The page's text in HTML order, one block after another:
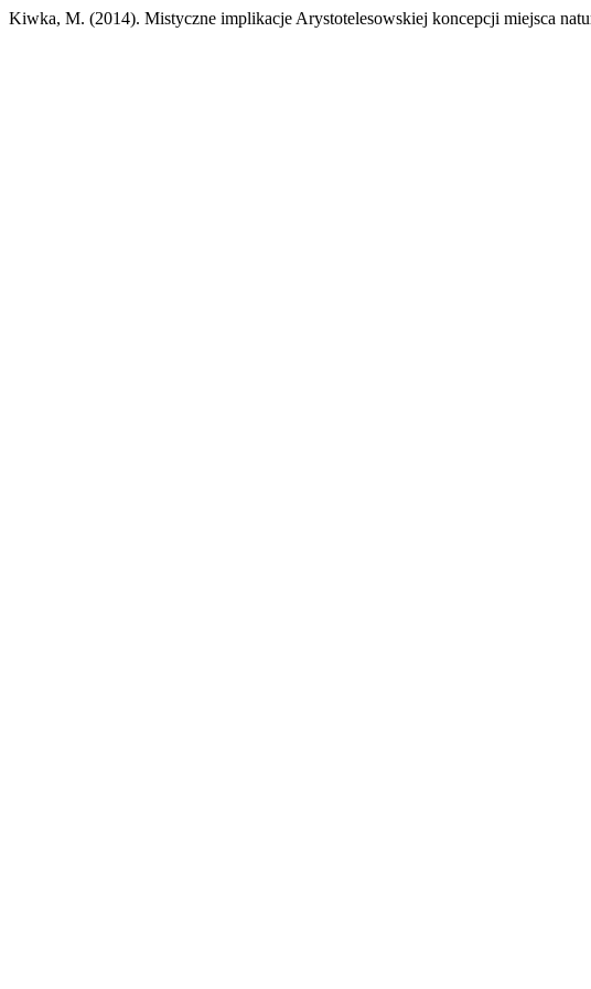
Kiwka, M. (2014). Mistyczne implikacje Arystotelesowskiej koncepcji miejsca